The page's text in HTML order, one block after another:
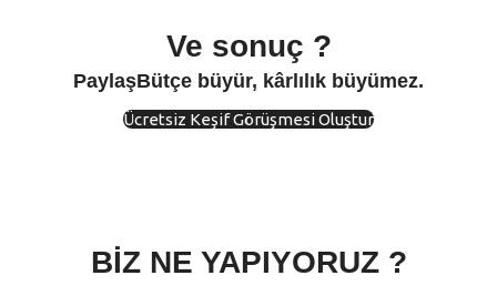
Ve sonuç ?
PaylaşBütçe büyür, kârlılık büyümez.
Ücretsiz Keşif Görüşmesi Oluştur
BİZ NE YAPIYORUZ ?